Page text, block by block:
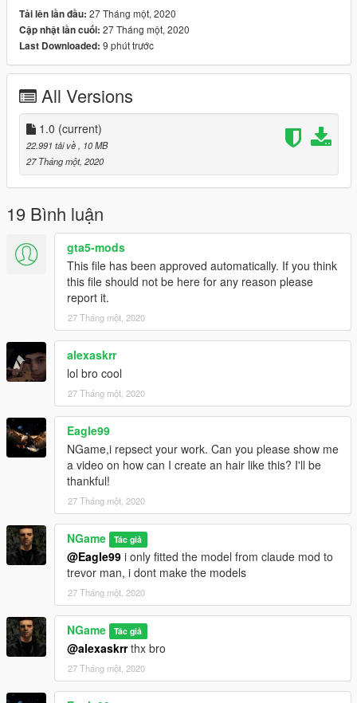
Tải lên lần đầu: 27 Tháng một, 2020
Cập nhật lần cuối: 27 Tháng một, 2020
Last Downloaded: 9 phút trước
All Versions
1.0 (current)
22.991 tải về
, 10 MB
27 Tháng một, 2020
19 Bình luận
gta5-mods
This file has been approved automatically. If you think
this file should not be here for any reason please
report it.
27 Tháng một, 2020
alexaskrr
lol bro cool
27 Tháng một, 2020
Eagle99
NGame,i repsect your work. Can you please show me
a video on how can I create an hair like this? I'll be
thankful!
27 Tháng một, 2020
NGame Tác giả
@Eagle99 i only fitted the model from claude mod to
trevor man, i dont make the models
27 Tháng một, 2020
NGame Tác giả
@alexaskrrthx bro
27 Tháng một, 2020